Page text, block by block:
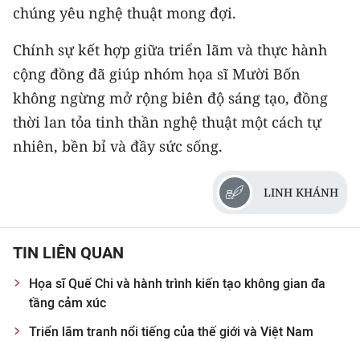
chúng yêu nghệ thuật mong đợi.
Chính sự kết hợp giữa triển lãm và thực hành
cộng đồng đã giúp nhóm họa sĩ Mười Bốn
không ngừng mở rộng biên độ sáng tạo, đồng
thời lan tỏa tinh thần nghệ thuật một cách tự
nhiên, bền bỉ và đầy sức sống.
LINH KHÁNH
TIN LIÊN QUAN
Họa sĩ Quế Chi và hành trình kiến tạo không gian đa
tầng cảm xúc
Triển lãm tranh nổi tiếng của thế giới và Việt Nam